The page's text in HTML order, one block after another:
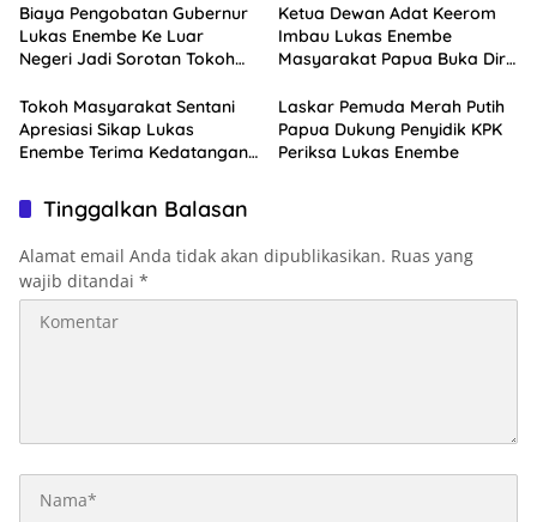
Biaya Pengobatan Gubernur
Lukas Enembe Ke Luar
Negeri Jadi Sorotan Tokoh
Ketua Dewan Adat Keerom
Imbau Lukas Enembe
Masyarakat Papua Buka Diri
Tokoh Masyarakat Sentani
Apresiasi Sikap Lukas
Enembe Terima Kedatangan
Laskar Pemuda Merah Putih
Papua Dukung Penyidik KPK
Periksa Lukas Enembe
Tinggalkan Balasan
Alamat email Anda tidak akan dipublikasikan. Ruas yang
wajib ditandai *